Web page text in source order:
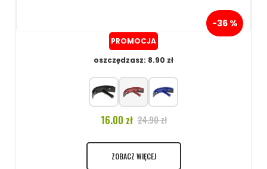
PROMOCJA
-36 %
oszczędzasz: 8.90 zł
16.00 zł 24.90 zł
ZOBACZ WIĘCEJ